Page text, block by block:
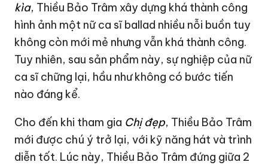
kìa, Thiều Bảo Trâm xây dựng khá thành công
hình ảnh một nữ ca sĩ ballad nhiều nỗi buồn tuy
không còn mới mẻ nhưng vẫn khá thành công.
Tuy nhiên, sau sản phẩm này, sự nghiệp của nữ
ca sĩ chững lại, hầu như không có bước tiến
nào đáng kể.
Cho đến khi tham gia Chị đẹp, Thiều Bảo Trâm
mới được chú ý trở lại, với kỹ năng hát và trình
diễn tốt. Lúc này, Thiều Bảo Trâm đứng giữa 2